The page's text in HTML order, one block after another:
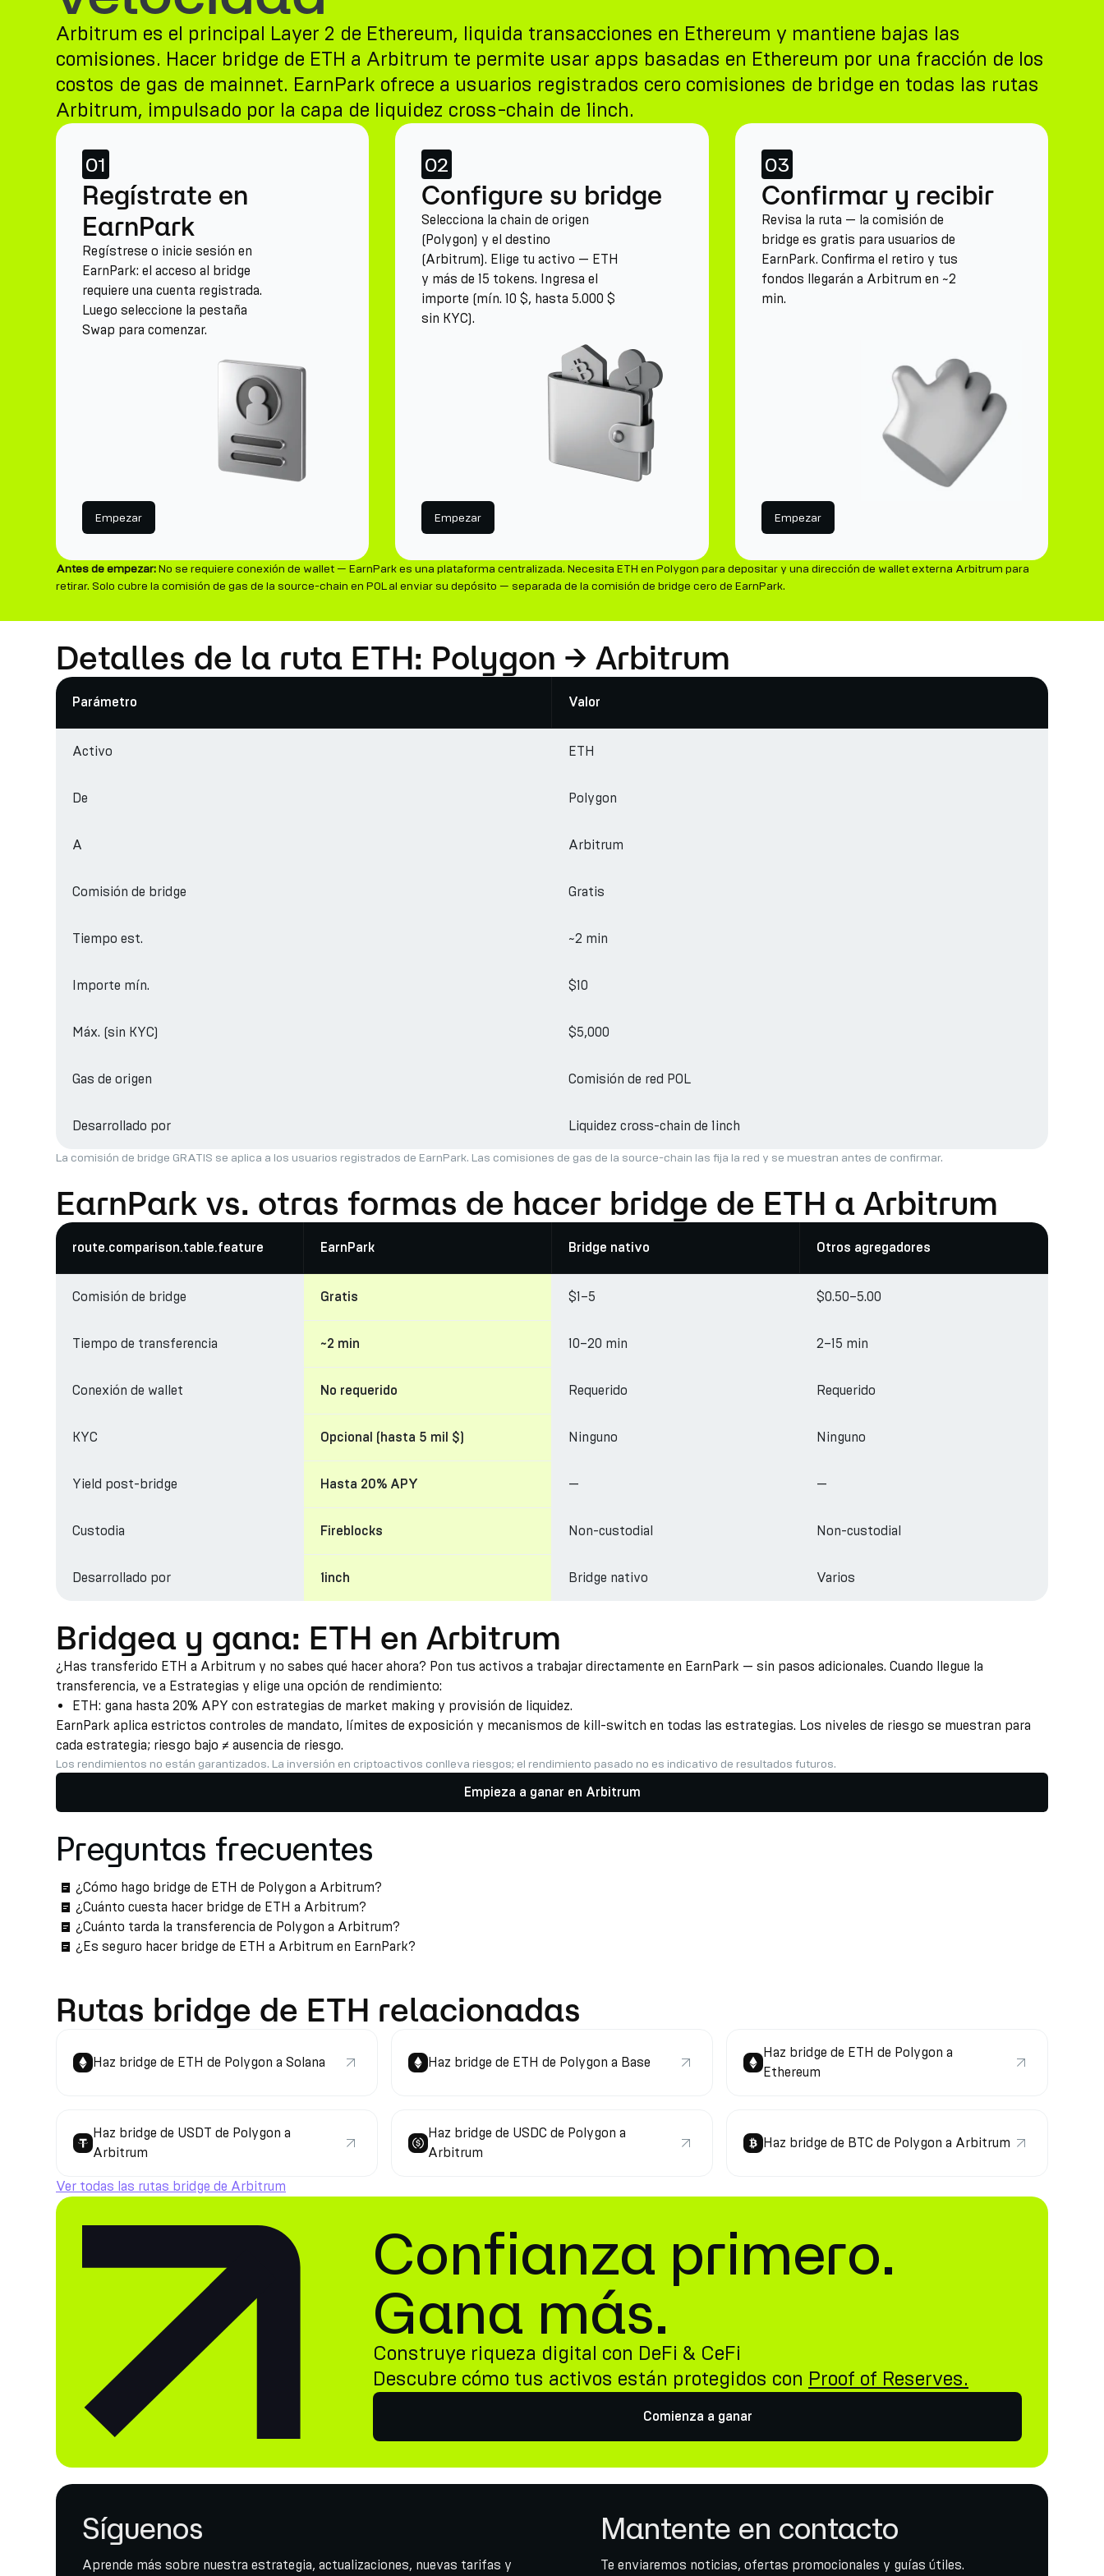
Arbitrum es el principal Layer 2 de Ethereum, liquida transacciones en Ethereum y mantiene bajas las
comisiones. Hacer bridge de ETH a Arbitrum te permite usar apps basadas en Ethereum por una fracción de los
costos de gas de mainnet. EarnPark ofrece a usuarios registrados cero comisiones de bridge en todas las rutas
Arbitrum, impulsado por la capa de liquidez cross-chain de 1inch.
01
Regístrate en
EarnPark
Regístrese o inicie sesión en
EarnPark: el acceso al bridge
requiere una cuenta registrada.
Luego seleccione la pestaña
Swap para comenzar.
Empezar
02
Configure su bridge
Selecciona la chain de origen
(Polygon) y el destino
(Arbitrum). Elige tu activo — ETH
y más de 15 tokens. Ingresa el
importe (mín. 10 $, hasta 5.000 $
sin KYC).
Empezar
03
Confirmar y recibir
Revisa la ruta — la comisión de
bridge es gratis para usuarios de
EarnPark. Confirma el retiro y tus
fondos llegarán a Arbitrum en ~2
min.
Empezar
Antes de empezar:No se requiere conexión de wallet — EarnPark es una plataforma centralizada. Necesita ETH en Polygon para depositar y una dirección de wallet externa Arbitrum para
retirar. Solo cubre la comisión de gas de la source-chain en POL al enviar su depósito — separada de la comisión de bridge cero de EarnPark.
Detalles de la ruta ETH: Polygon → Arbitrum
Parámetro Valor
Activo ETH
De Polygon
A Arbitrum
Comisión de bridge Gratis
Tiempo est. ~2 min
Importe mín. $10
Máx. (sin KYC) $5,000
Gas de origen Comisión de red POL
Desarrollado por Liquidez cross-chain de 1inch
La comisión de bridge GRATIS se aplica a los usuarios registrados de EarnPark. Las comisiones de gas de la source-chain las fija la red y se muestran antes de confirmar.
EarnPark vs. otras formas de hacer bridge de ETH a Arbitrum
route.comparison.table.feature EarnPark Bridge nativo Otros agregadores
Comisión de bridge Gratis $1–5 $0.50–5.00
Tiempo de transferencia ~2 min 10–20 min 2–15 min
Conexión de wallet No requerido Requerido Requerido
KYC Opcional (hasta 5 mil $) Ninguno Ninguno
Yield post-bridge Hasta 20% APY — —
Custodia Fireblocks Non-custodial Non-custodial
Desarrollado por 1inch Bridge nativo Varios
Bridgea y gana: ETH en Arbitrum
¿Has transferido ETH a Arbitrum y no sabes qué hacer ahora? Pon tus activos a trabajar directamente en EarnPark — sin pasos adicionales. Cuando llegue la
transferencia, ve a Estrategias y elige una opción de rendimiento:
ETH: gana hasta 20% APY con estrategias de market making y provisión de liquidez.
EarnPark aplica estrictos controles de mandato, límites de exposición y mecanismos de kill-switch en todas las estrategias. Los niveles de riesgo se muestran para
cada estrategia; riesgo bajo ≠ ausencia de riesgo.
Los rendimientos no están garantizados. La inversión en criptoactivos conlleva riesgos; el rendimiento pasado no es indicativo de resultados futuros.
Empieza a ganar en Arbitrum
Preguntas frecuentes
¿Cómo hago bridge de ETH de Polygon a Arbitrum?
¿Cuánto cuesta hacer bridge de ETH a Arbitrum?
¿Cuánto tarda la transferencia de Polygon a Arbitrum?
¿Es seguro hacer bridge de ETH a Arbitrum en EarnPark?
Rutas bridge de ETH relacionadas
Haz bridge de ETH de Polygon a Solana Haz bridge de ETH de Polygon a Base
Haz bridge de ETH de Polygon a
Ethereum
Haz bridge de USDT de Polygon a
Arbitrum
Haz bridge de USDC de Polygon a
Arbitrum
Haz bridge de BTC de Polygon a Arbitrum
Ver todas las rutas bridge de Arbitrum
Confianza primero.
Gana más.
Construye riqueza digital con DeFi & CeFi
Descubre cómo tus activos están protegidos con Proof of Reserves.
Comienza a ganar
Síguenos
Aprende más sobre nuestra estrategia, actualizaciones, nuevas tarifas y
Mantente en contacto
Te enviaremos noticias, ofertas promocionales y guías útiles.